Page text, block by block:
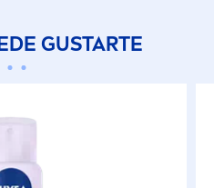
GUSTARTE